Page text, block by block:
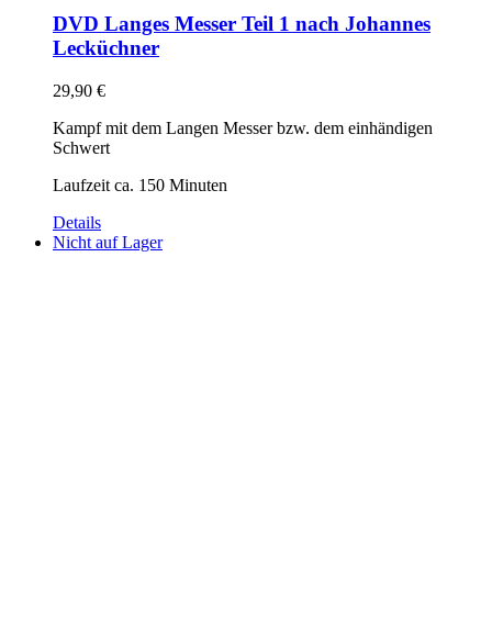
DVD Langes Messer Teil 1 nach Johannes
Lecküchner
29,90 €
Kampf mit dem Langen Messer bzw. dem einhändigen
Schwert
Laufzeit ca. 150 Minuten
Details
Nicht auf Lager